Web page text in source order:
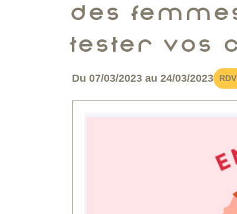
des
tester vos
Du 07/03/2023 au 24/03/2023